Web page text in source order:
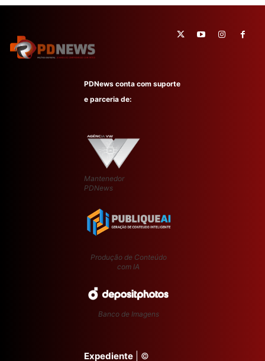
PDNews conta com suporte
e parceria de:
Mantenedor
PDNews
Produção de Conteúdo
com IA
Banco de Imagens
Expediente | ©